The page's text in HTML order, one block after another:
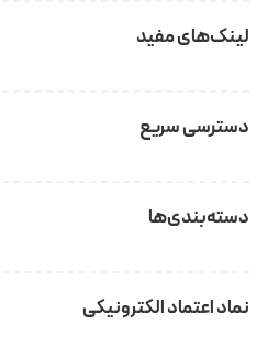
لینک‌های مفید
دسترسی سریع
دسته‌بندی‌ها
نماد اعتماد الکترونیکی